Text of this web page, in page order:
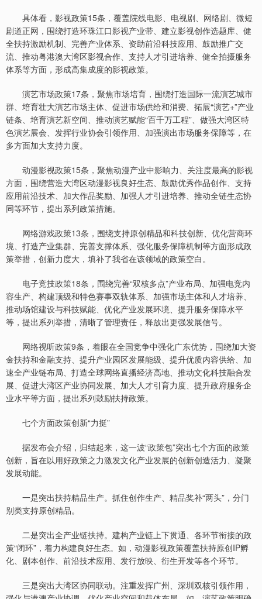
具体看，影视政策15条，覆盖院线电影、电视剧、网络剧、微短
剧道正网，围绕打造环珠江口影视产业带、建立影视创作选题库、健
全扶持激励机制、完善产业体系、资助前沿科技应用、鼓励推广交
流、推动粤港澳大湾区影视合作、支持人才引进培养、健全拍摄服务
体系等方面，形成高集成度的影视政策。
演艺市场政策17条，聚焦市场培育，围绕打造国际一流演艺城市
群、培育壮大演艺市场主体、促进市场供给和消费、拓展“演艺+”产业
链条、培育演艺新空间、推动演艺赋能“百千万工程”、做强大湾区特
色演艺展会、发挥行业协会引领作用、加强演出市场服务保障等，在
多方面加大支持力度。
动漫影视政策15条，聚焦动漫产业中影响力、关注度最高的影视
方面，围绕营造大湾区动漫影视良好生态、鼓励优秀作品创作、支持
应用前沿技术、加大作品奖励、加强人才引进培养、推动全链生态协
同等环节，提出系列政策措施。
网络游戏政策13条，围绕支持原创精品和科技创新、优化营商环
境、打造产业集群、完善支撑体系、强化服务保障机制等方面形成政
策举措，创新力度大，填补了我省在该领域的政策空白。
电子竞技政策18条，围绕完善“双核多点”产业布局、加强电竞内
容生产、构建顶级和特色赛事双轨体系、加强市场主体和人才培养、
推动场馆建设与科技赋能、优化产业发展环境、提升服务保障水平
等，提出系列举措，清晰了管理责任，释放出更强发展信号。
网络视听政策9条，着眼在全国竞争中强化广东优势，围绕加大资
金扶持和金融支持、提升产业园区发展能级、提升优质内容供给、加
速全产业链布局、打造全球网络直播经济高地、推动文化科技融合发
展、促进大湾区产业协同发展、加大人才引育力度、提升政府服务企
业水平等方面，提出系列鼓励扶持政策。
七个方面政策创新“力挺”
据发布会介绍，归结起来，这一波“政策包”突出七个方面的政策
创新，旨在以用好政策之力激发文化产业发展的创新创造活力、凝聚
发展动能。
一是突出扶持精品生产。抓住创作生产、精品奖补“两头”，分门
别类支持原创精品。
二是突出全产业链扶持。建构产业链上下贯通、各环节衔接的政
策“闭环”，着力构建良好生态。如，动漫影视政策覆盖扶持原创IP孵
化、剧本创作、前沿技术应用、发行放映、衍生开发等各个环节。
三是突出大湾区协同联动。注重发挥广州、深圳双核引领作用，